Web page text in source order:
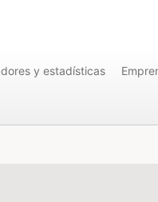
y estadísticas